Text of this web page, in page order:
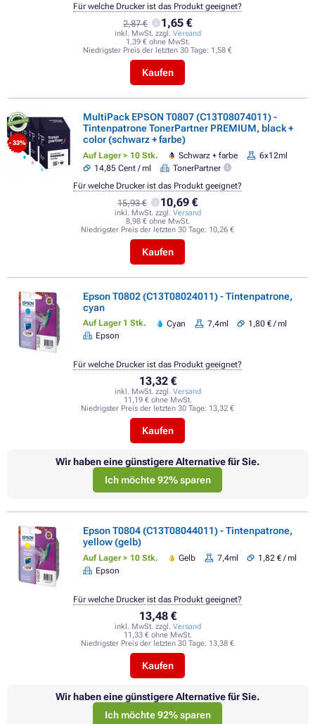
2,87 € 1,65 €
inkl. MwSt. zzgl. Versand
1,39 € ohne MwSt.
Niedrigster Preis der letzten 30 Tage: 1,58 €
Kaufen
Für welche Drucker ist das Produkt geeignet?
- 33%
MultiPack EPSON T0807 (C13T08074011) -
Tintenpatrone TonerPartner PREMIUM, black +
color (schwarz + farbe)
Auf Lager > 10 Stk. Schwarz + farbe
6x12ml
14,85 Cent / ml
TonerPartner
15,93 € 10,69 €
inkl. MwSt. zzgl. Versand
8,98 € ohne MwSt.
Niedrigster Preis der letzten 30 Tage: 10,26 €
Kaufen
Für welche Drucker ist das Produkt geeignet?
Epson T0802 (C13T08024011) - Tintenpatrone,
cyan
Auf Lager 1 Stk. Cyan 7,4ml
1,80 € / ml
Epson
13,32 €
inkl. MwSt. zzgl. Versand
11,19 € ohne MwSt.
Niedrigster Preis der letzten 30 Tage: 13,32 €
Kaufen
Für welche Drucker ist das Produkt geeignet?
Wir haben eine günstigere Alternative für Sie.
Ich möchte 92% sparen
Epson T0804 (C13T08044011) - Tintenpatrone,
yellow (gelb)
Auf Lager > 10 Stk. Gelb 7,4ml
1,82 € / ml
Epson
13,48 €
inkl. MwSt. zzgl. Versand
11,33 € ohne MwSt.
Niedrigster Preis der letzten 30 Tage: 13,38 €
Kaufen
Für welche Drucker ist das Produkt geeignet?
Wir haben eine günstigere Alternative für Sie.
Ich möchte 92% sparen